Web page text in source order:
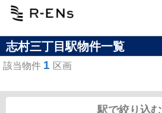
志村三丁目駅物件一覧
該当物件 1 区画
駅で絞り込む